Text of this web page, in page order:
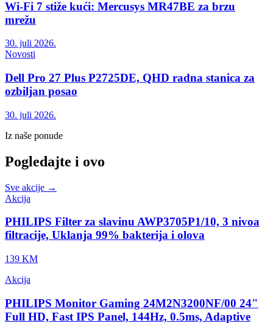
Wi-Fi 7 stiže kući: Mercusys MR47BE za brzu
mrežu
30. juli 2026.
Novosti
Dell Pro 27 Plus P2725DE, QHD radna stanica za
ozbiljan posao
30. juli 2026.
Iz naše ponude
Pogledajte i ovo
Sve akcije →
Akcija
PHILIPS Filter za slavinu AWP3705P1/10, 3 nivoa
filtracije, Uklanja 99% bakterija i olova
139 KM
Akcija
PHILIPS Monitor Gaming 24M2N3200NF/00 24"
Full HD, Fast IPS Panel, 144Hz, 0.5ms, Adaptive